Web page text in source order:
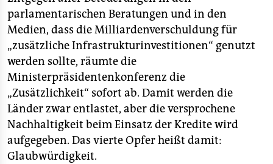
parlamentarischen Beratungen und in den
Medien, dass die Milliardenverschuldung für
„zusätzliche Infrastrukturinvestitionen“ genutzt
werden sollte, räumte die
Ministerpräsidentenkonferenz die
„Zusätzlichkeit“ sofort ab. Damit werden die
Länder zwar entlastet, aber die versprochene
Nachhaltigkeit beim Einsatz der Kredite wird
aufgegeben. Das vierte Opfer heißt damit:
Glaubwürdigkeit.